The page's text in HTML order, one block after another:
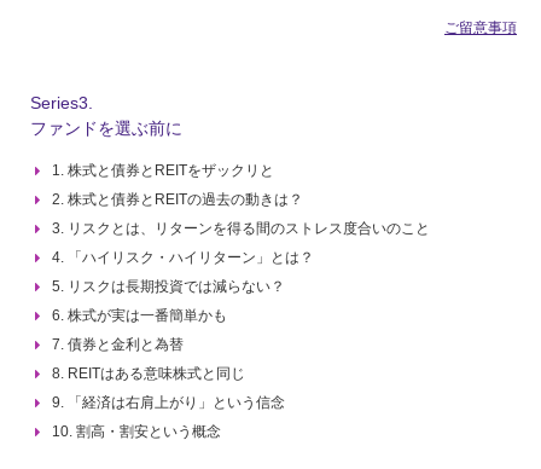
Series3.
ファンドを選ぶ前に
1. 株式と債券とREITをザックリと
2. 株式と債券とREITの過去の動きは？
3. リスクとは、リターンを得る間のストレス度合いのこと
4. 「ハイリスク・ハイリターン」とは？
5. リスクは長期投資では減らない？
6. 株式が実は一番簡単かも
7. 債券と金利と為替
8. REITはある意味株式と同じ
9. 「経済は右肩上がり」という信念
10. 割高・割安という概念
ご留意事項